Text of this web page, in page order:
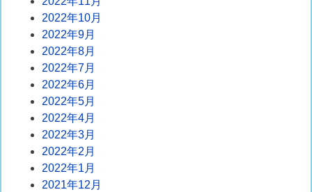
2022年10月
2022年9月
2022年8月
2022年7月
2022年6月
2022年5月
2022年4月
2022年3月
2022年2月
2022年1月
2021年12月